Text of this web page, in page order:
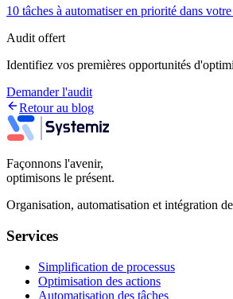
10 tâches à automatiser en priorité dans
Audit offert
Identifiez vos premières opportunités
Demander l'audit
Retour au blog
Façonnons l'avenir,
optimisons le présent.
Organisation, automatisation et intégration
Services
Simplification de processus
Optimisation des actions
Automatisation des tâches